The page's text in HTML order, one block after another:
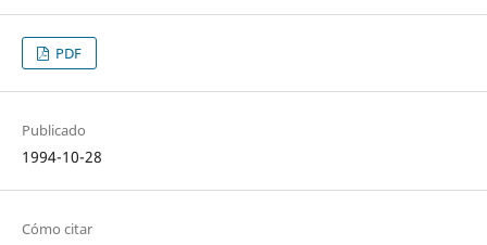
PDF
Publicado
1994-10-28
Cómo citar